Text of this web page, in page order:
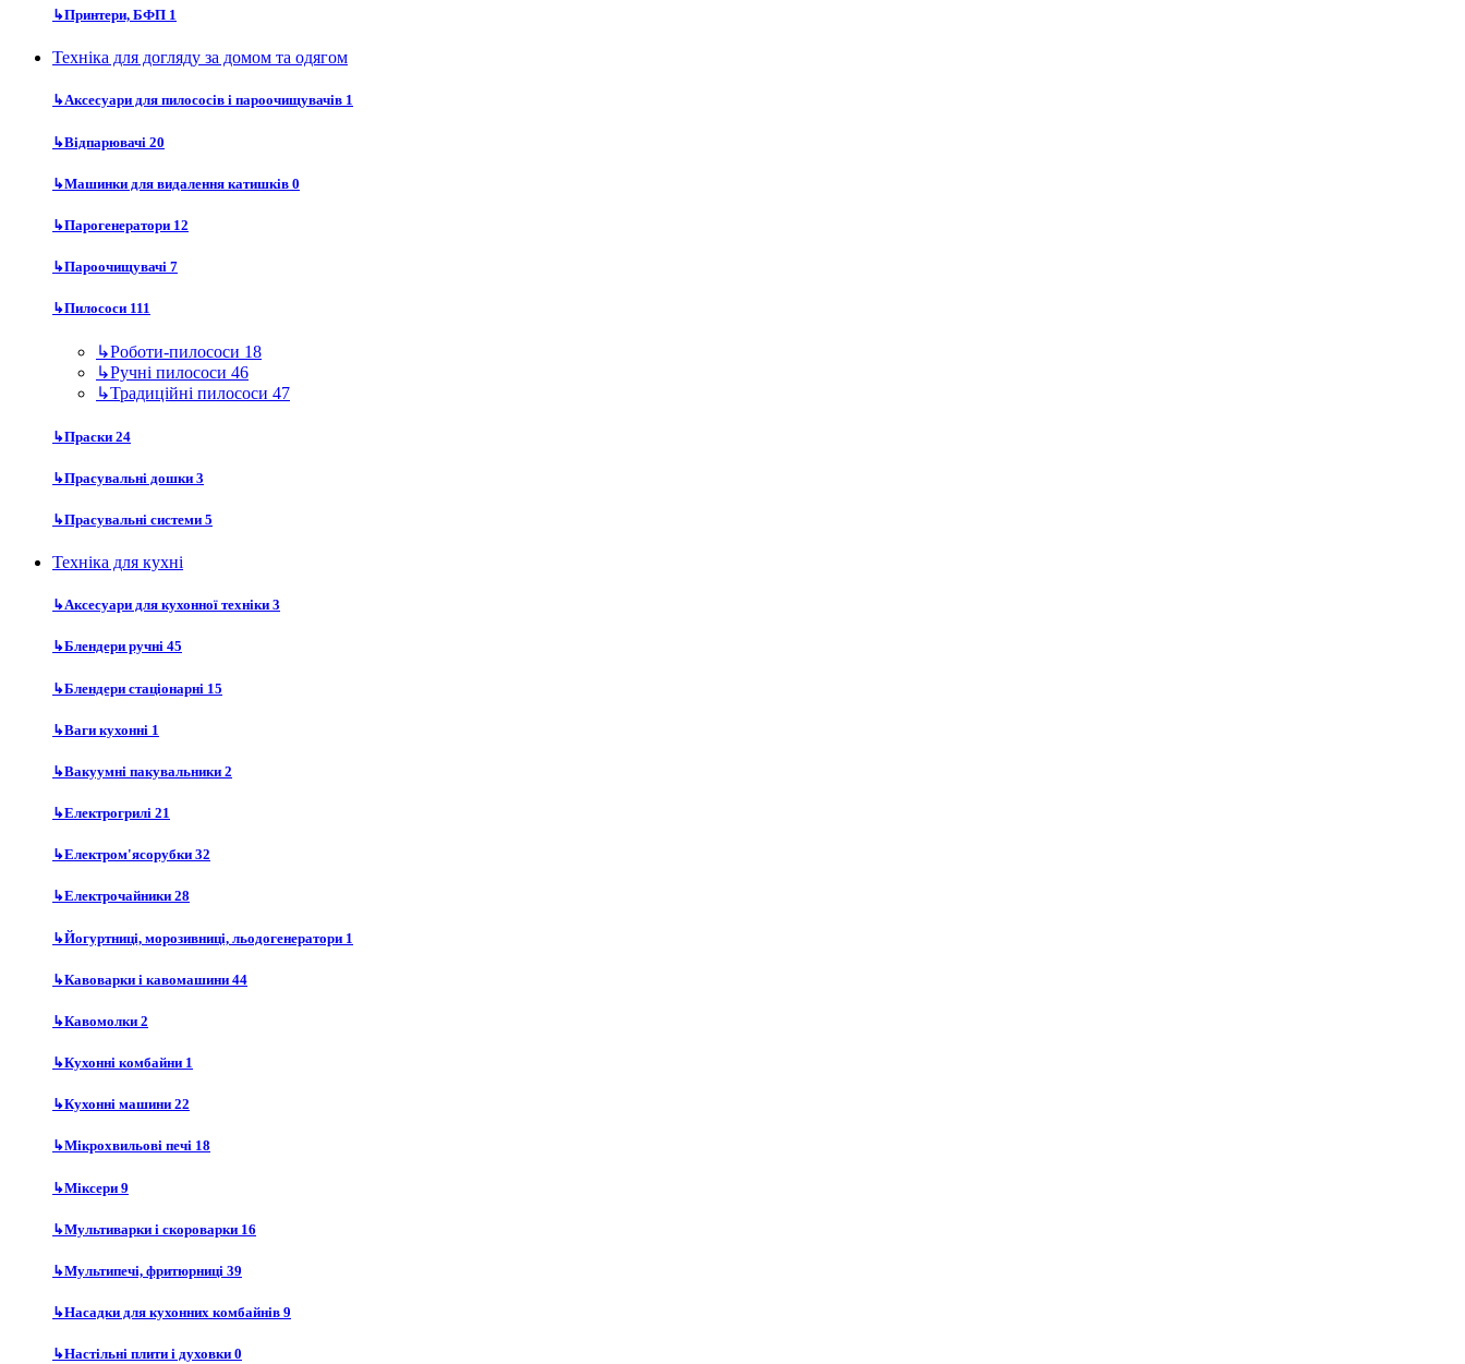
↳Принтери, БФП 1
Техніка для догляду за домом та одягом
↳Аксесуари для пилососів і пароочищувачів 1
↳Відпарювачі 20
↳Машинки для видалення катишків 0
↳Парогенератори 12
↳Пароочищувачі 7
↳Пилососи 111
↳Роботи-пилососи 18
↳Ручні пилососи 46
↳Традиційні пилососи 47
↳Праски 24
↳Прасувальні дошки 3
↳Прасувальні системи 5
Техніка для кухні
↳Аксесуари для кухонної техніки 3
↳Блендери ручні 45
↳Блендери стаціонарні 15
↳Ваги кухонні 1
↳Вакуумні пакувальники 2
↳Електрогрилі 21
↳Електром'ясорубки 32
↳Електрочайники 28
↳Йогуртниці, морозивниці, льодогенератори 1
↳Кавоварки і кавомашини 44
↳Кавомолки 2
↳Кухонні комбайни 1
↳Кухонні машини 22
↳Мікрохвильові печі 18
↳Міксери 9
↳Мультиварки і скороварки 16
↳Мультипечі, фритюрниці 39
↳Насадки для кухонних комбайнів 9
↳Настільні плити і духовки 0